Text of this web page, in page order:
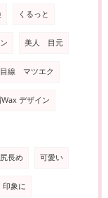
くるっと
美人 目元
線 マツエク
Wax デザイン
長め 可愛い
印象に